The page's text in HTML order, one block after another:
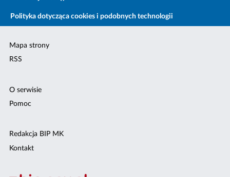
Polityka dotycząca cookies i podobnych technologii
Mapa strony
RSS
O serwisie
Pomoc
Redakcja BIP MK
Kontakt